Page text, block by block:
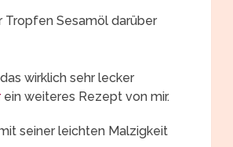
Tropfen Sesamöl darüber
wirklich sehr lecker
ein weiteres Rezept von mir.
seiner leichten Malzigkeit